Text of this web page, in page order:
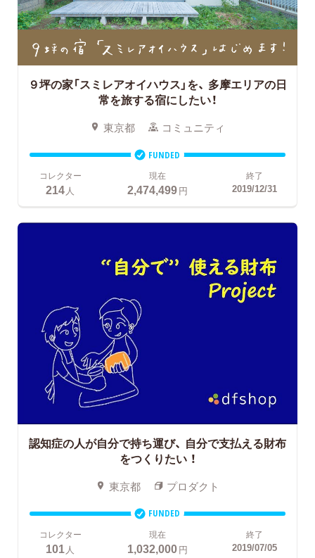
９坪の家「スミレアオイハウス」を、 多摩エリアの日
常を旅する宿にしたい！
東京都 コミュニティ
FUNDED
コレクター
214人
現在
2,474,499円
終了
2019/12/31
認知症の人が自分で持ち運び、 自分で支払える財布
をつくりたい ！
東京都 プロダクト
FUNDED
コレクター
101 人
現在
1,032,000円
終了
2019/07/05